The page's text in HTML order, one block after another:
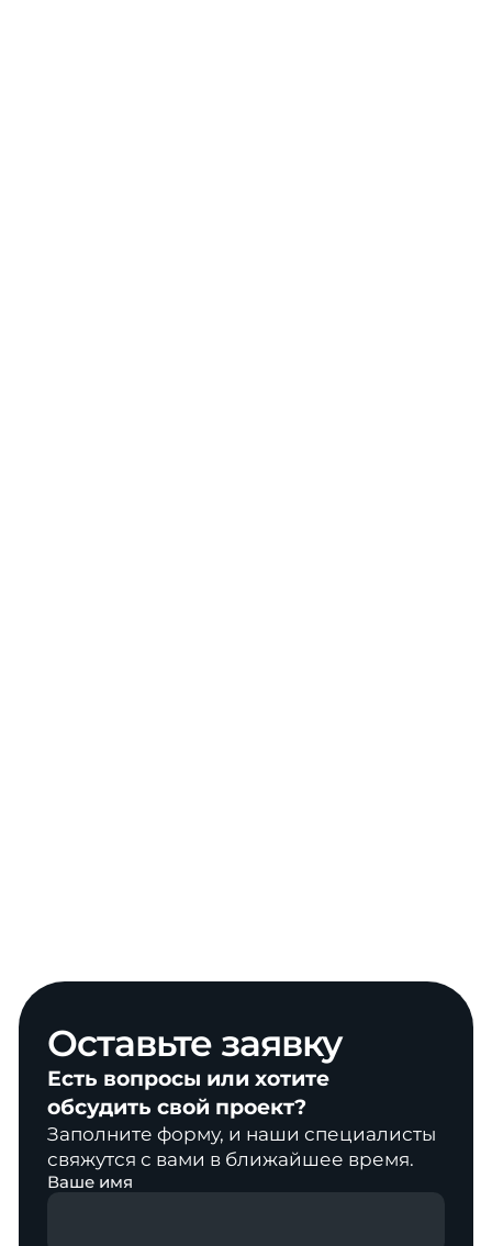
Оставьте заявку
Есть вопросы или хотите
обсудить свой проект?
Заполните форму, и наши специалисты
свяжутся с вами в ближайшее время.
Ваше имя